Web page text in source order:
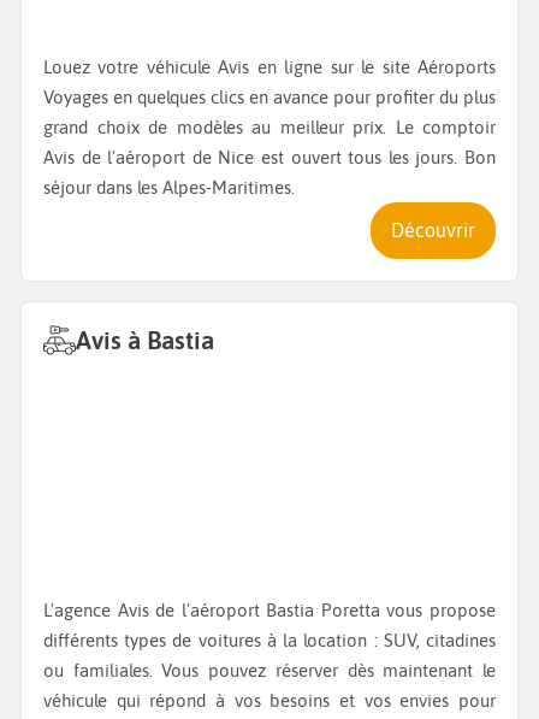
Louez votre véhicule Avis en ligne sur le site Aéroports
Voyages en quelques clics en avance pour profiter du plus
grand choix de modèles au meilleur prix. Le comptoir
Avis de l'aéroport de Nice est ouvert tous les jours. Bon
séjour dans les Alpes-Maritimes.
Découvrir
Avis à Bastia
L'agence Avis de l'aéroport Bastia Poretta vous propose
différents types de voitures à la location : SUV, citadines
ou familiales. Vous pouvez réserver dès maintenant le
véhicule qui répond à vos besoins et vos envies pour